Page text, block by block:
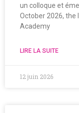
un colloque et
October 2026, the
Academy
LIRE LA SUITE
12 juin 2026